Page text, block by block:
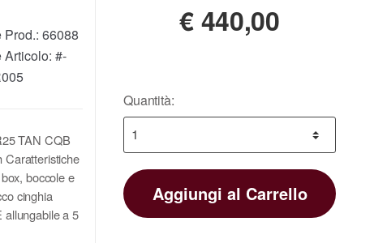
Prod.: 66088
Articolo: #-
TAN CQB
Caratteristiche
boccole e
cinghia
allungabile a 5
€440,00
Quantità:
Aggiungi al Carrello